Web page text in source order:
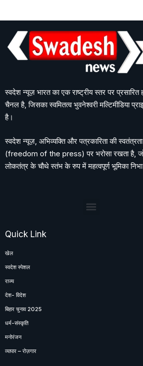
स्वदेश न्यूज़ भारत का एक राष्ट्रीय स्तर पर प्रसारित
चैनल है, जिसका स्वमितत्व भुवनेश्वरी मल्टिमीडिया
है।
स्वदेश न्यूज़, अभिव्यक्ति और पत्रकारिता की
(freedom of the press) पर भरोसा रखता है,
लोकतंत्र के चौथे स्तंभ के रुप में महत्वपूर्ण भूमिका निभा
Quick Link
खेल
स्वदेश स्पेशल
राज्य
देश- विदेश
बिहार चुनाव 2025
धर्म-संस्कृति
मनोरंजन
व्यापार – रोज़गार